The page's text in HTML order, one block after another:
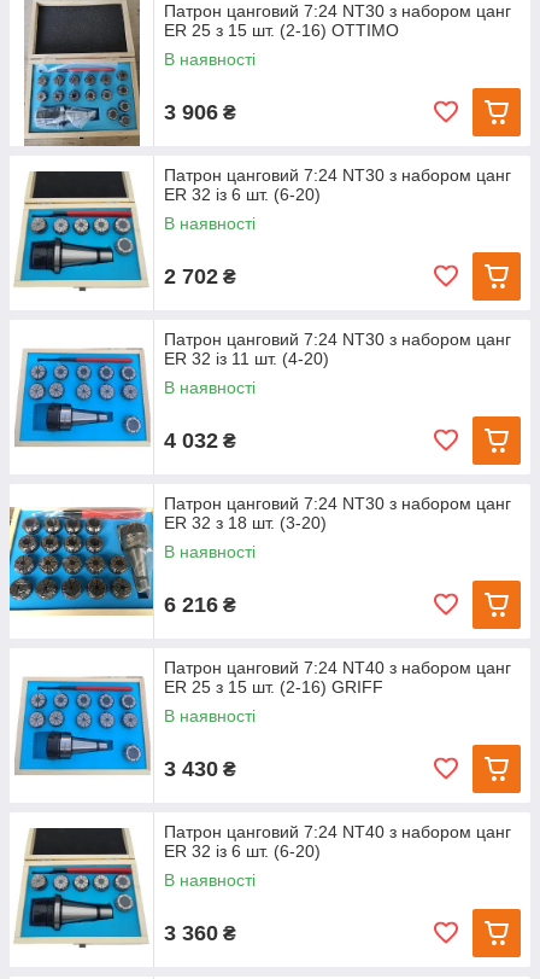
Патрон цанговий 7:24 NT30 з набором цанг
ЕR 25 з 15 шт. (2-16) OTTIMO
В наявності
3 906 ₴
Патрон цанговий 7:24 NT30 з набором цанг
ЕR 32 із 6 шт. (6-20)
В наявності
2 702 ₴
Патрон цанговий 7:24 NT30 з набором цанг
ЕR 32 із 11 шт. (4-20)
В наявності
4 032 ₴
Патрон цанговий 7:24 NT30 з набором цанг
ЕR 32 з 18 шт. (3-20)
В наявності
6 216 ₴
Патрон цанговий 7:24 NT40 з набором цанг
ЕR 25 з 15 шт. (2-16) GRIFF
В наявності
3 430 ₴
Патрон цанговий 7:24 NT40 з набором цанг
ЕR 32 із 6 шт. (6-20)
В наявності
3 360 ₴